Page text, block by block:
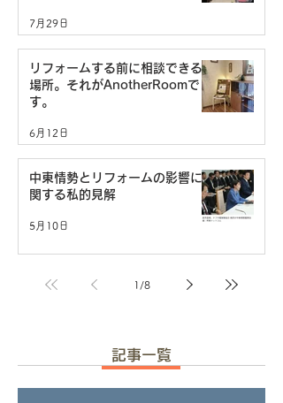
7月29日
リフォームする前に相談できる
場所。それがAnotherRoomで
す。
6月12日
中東情勢とリフォームの影響に
関する私的見解
5月10日
1 /8
記事一覧